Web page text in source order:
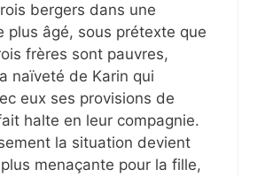
bergers dans une
plus âgé, sous prétexte que
frères sont pauvres,
naïveté de Karin qui
eux ses provisions de
halte en leur compagnie.
la situation devient
menaçante pour la fille,